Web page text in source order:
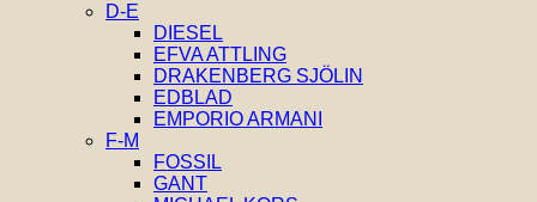
D-E
DIESEL
EFVA ATTLING
DRAKENBERG SJÖLIN
EDBLAD
EMPORIO ARMANI
F-M
FOSSIL
GANT